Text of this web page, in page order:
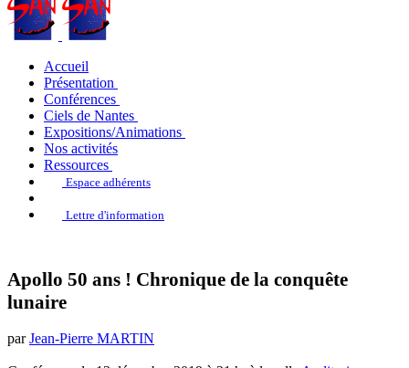
Accueil
Présentation
Conférences
Ciels de Nantes
Expositions/Animations
Nos activités
Ressources
Espace adhérents
Lettre d'information
Apollo 50 ans ! Chronique de la conquête
lunaire
parJean-Pierre MARTIN